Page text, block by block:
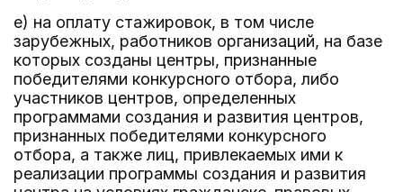
е) на оплату стажировок, в том числе
зарубежных, работников организаций, на базе
которых созданы центры, признанные
победителями конкурсного отбора, либо
участников центров, определенных
программами создания и развития центров,
признанных победителями конкурсного
отбора, а также лиц, привлекаемых ими к
реализации программы создания и развития